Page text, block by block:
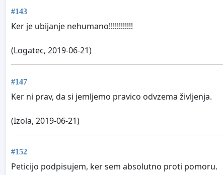
#143
Ker je ubijanje nehumano!!!!!!!!!!!!
(Logatec, 2019-06-21)
#147
Ker ni prav, da si jemljemo pravico odvzema življenja.
(Izola, 2019-06-21)
#152
Peticijo podpisujem, ker sem absolutno proti pomoru.